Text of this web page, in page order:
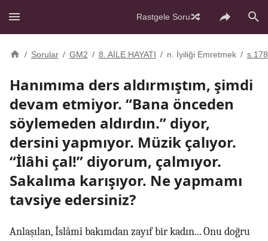
Rastgele Soru
/ Sorular / GM2 / 8. AİLE HAYATI / n. İyiliği Emretmek / s.178
Hanımıma ders aldırmıştım, şimdi
devam etmiyor. “Bana önceden
söylemeden aldırdın.” diyor,
dersini yapmıyor. Müzik çalıyor.
“İlâhi çal!” diyorum, çalmıyor.
Sakalıma karışıyor. Ne yapmamı
tavsiye edersiniz?
Anlaşılan, İslâmî bakımdan zayıf bir kadın... Onu doğru